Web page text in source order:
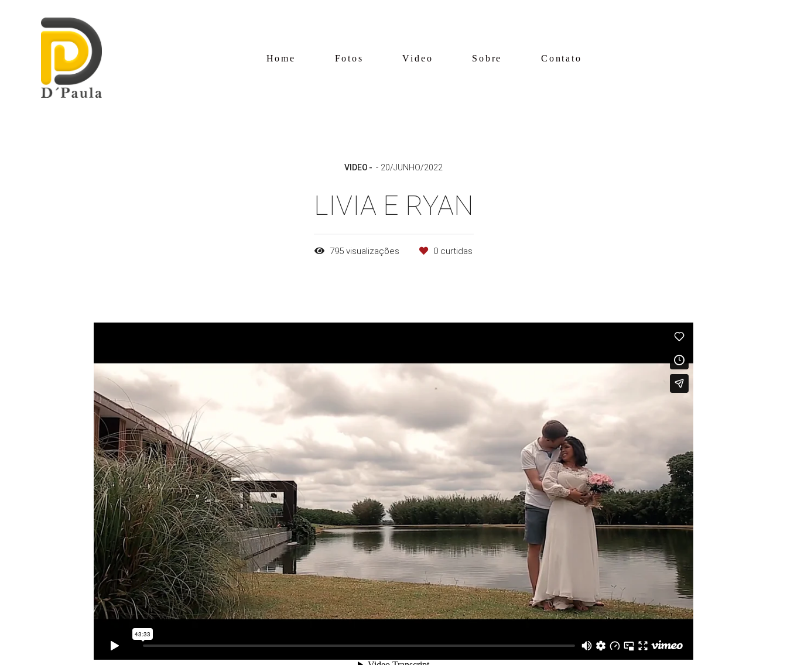
Home Fotos Video Sobre Contato
VIDEO 20/JUNHO/2022
LIVIA E RYAN
795 visualizações 0 curtidas